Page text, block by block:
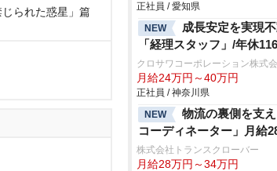
られた惑星」篇
正社員 / 愛知県
NEW
成長安定を実現
「経理スタッフ」/年休
クロサワコーポレーション株式
月給24万円～40万円
正社員 / 神奈川県
NEW
物流の裏側を支
コーディネーター」月給
株式会社トランスクローバー
月給28万円～34万円